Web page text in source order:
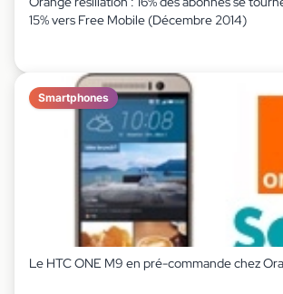
15% vers Free Mobile (Décembre 2014)
Smartphones
Le HTC ONE M9 en pré-commande chez